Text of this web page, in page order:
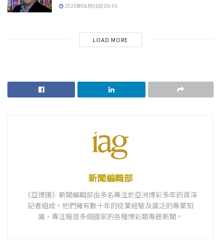
2026年08月06日 09:46
LOAD MORE
新聞編輯部
《亞博匯》新聞編輯部由多名專注於亞洲博彩多年的資深
記者組成。他們擁有數十年的從業經驗及廣泛的專業知
識，專注報道多個國家的各種博彩類專題新聞。